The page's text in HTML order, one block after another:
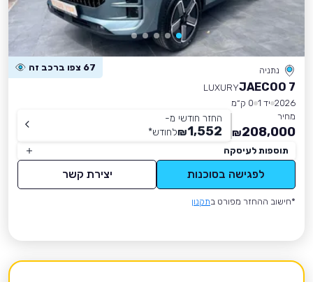
נתניה 67 צפו ברכב זה
JAECOO 7
LUXURY
2026 יד 1
0 ק״מ
מחיר
208,000
₪
החזר חודשי מ-
1,552
₪לחודש*
תוספות לעיסקה
לפגישה בסוכנות יצירת קשר
*חישוב ההחזר מפורט בתקנון